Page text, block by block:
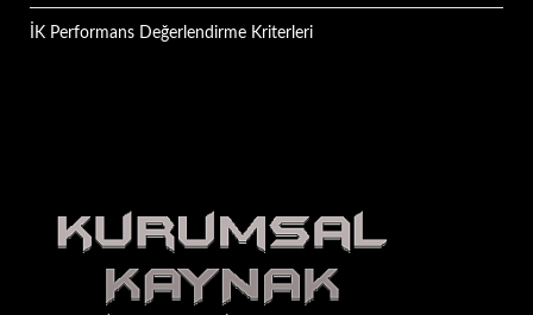
İK Performans Değerlendirme Kriterleri